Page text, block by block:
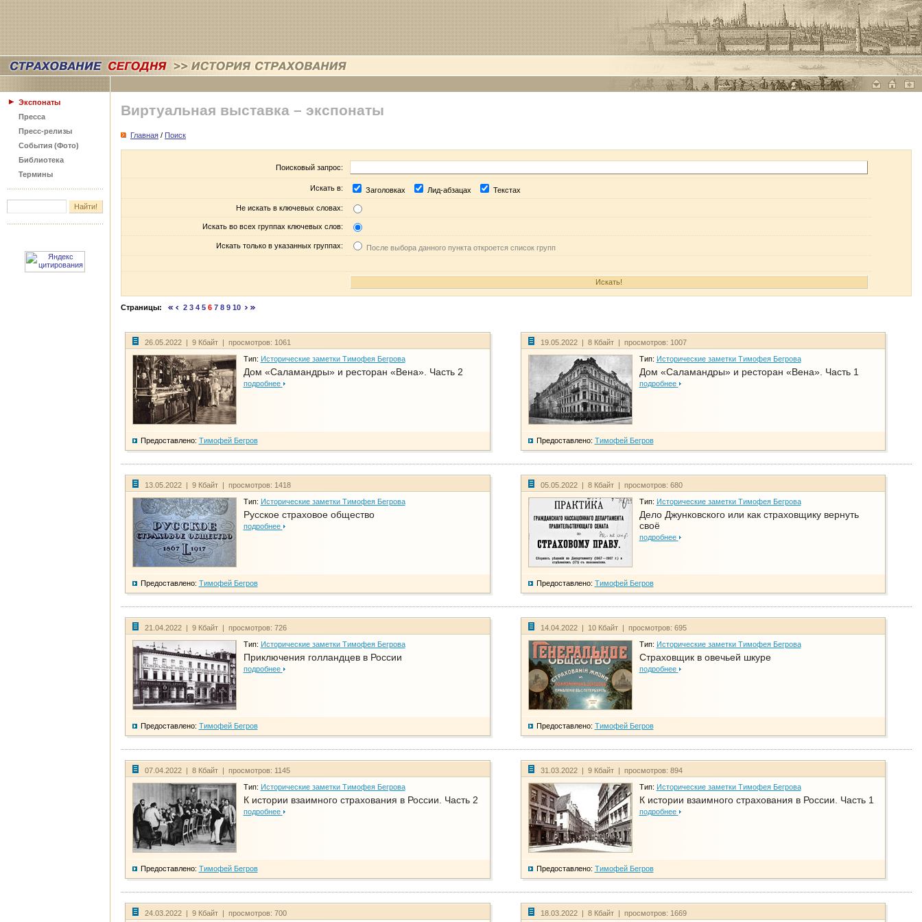
Экспонаты
Пресса
Пресс-релизы
События (Фото)
Библиотека
Термины
Виртуальная выставка – экспонаты
Главная / Поиск
Поисковый запрос:
Искать в: Заголовках Лид-абзацах Текстах
Не искать в ключевых словах:
Искать во всех группах ключевых слов:
Искать только в указанных группах: После выбора данного пункта откроется список групп
Страницы: 2 3 4 5 6 7 8 9 10
26.05.2022 | 9 Кбайт | просмотров: 1061
Тип: Исторические заметки Тимофея Бегрова
Дом «Саламандры» и ресторан «Вена». Часть 2
подробнее
Предоставлено: Тимофей Бегров
19.05.2022 | 8 Кбайт | просмотров: 1007
Тип: Исторические заметки Тимофея Бегрова
Дом «Саламандры» и ресторан «Вена». Часть 1
подробнее
Предоставлено: Тимофей Бегров
13.05.2022 | 9 Кбайт | просмотров: 1418
Тип: Исторические заметки Тимофея Бегрова
Русское страховое общество
подробнее
Предоставлено: Тимофей Бегров
05.05.2022 | 8 Кбайт | просмотров: 680
Тип: Исторические заметки Тимофея Бегрова
Дело Джунковского или как страховщику вернуть
своё
подробнее
Предоставлено: Тимофей Бегров
21.04.2022 | 9 Кбайт | просмотров: 726
Тип: Исторические заметки Тимофея Бегрова
Приключения голландцев в России
подробнее
Предоставлено: Тимофей Бегров
14.04.2022 | 10 Кбайт | просмотров: 695
Тип: Исторические заметки Тимофея Бегрова
Страховщик в овечьей шкуре
подробнее
Предоставлено: Тимофей Бегров
07.04.2022 | 8 Кбайт | просмотров: 1145
Тип: Исторические заметки Тимофея Бегрова
К истории взаимного страхования в России. Часть 2
подробнее
Предоставлено: Тимофей Бегров
31.03.2022 | 9 Кбайт | просмотров: 894
Тип: Исторические заметки Тимофея Бегрова
К истории взаимного страхования в России. Часть 1
подробнее
Предоставлено: Тимофей Бегров
24.03.2022 | 9 Кбайт | просмотров: 700 18.03.2022 | 8 Кбайт | просмотров: 1669